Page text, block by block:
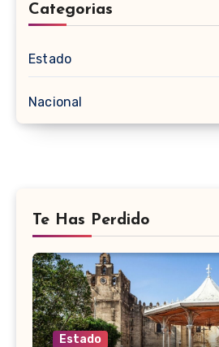
Categorias
Estado
Nacional
Te Has Perdido
Estado